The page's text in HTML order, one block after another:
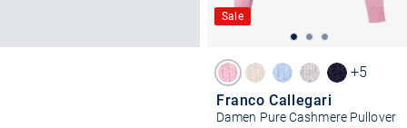
Sale
+5
Franco Callegari
Damen Pure Cashmere Pullover